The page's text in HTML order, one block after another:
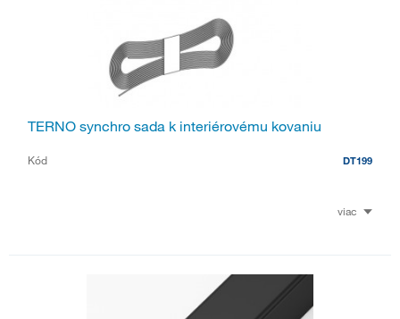
TERNO synchro sada k interiérovému kovaniu
Kód DT199
viac